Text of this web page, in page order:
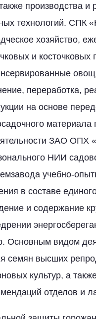
производства и
технологий. СПК
хозяйство,
и косточковых
переработка,
на основе
ЗАО ОПХ
НИИ
учебно-
в составе
и содержание
Основным видом
семян высших
культур, а
отделов и